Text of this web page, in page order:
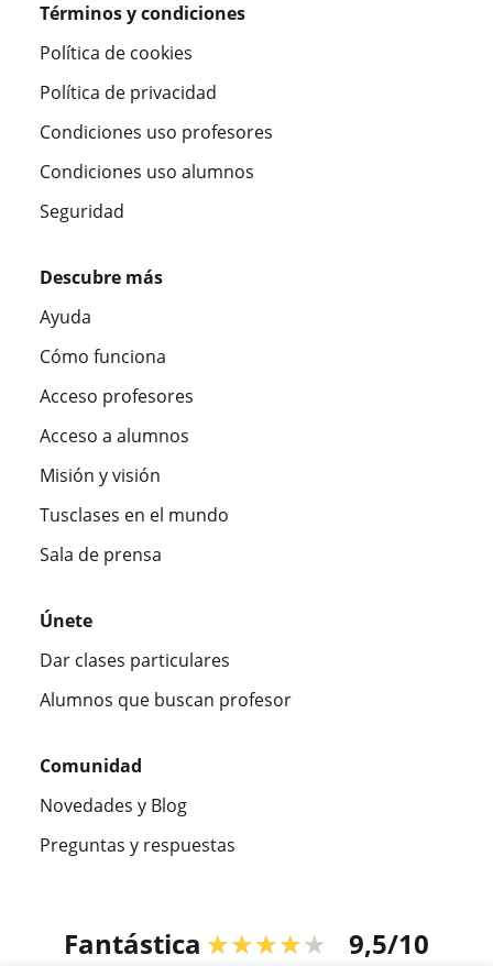
Términos y condiciones
Política de cookies
Política de privacidad
Condiciones uso profesores
Condiciones uso alumnos
Seguridad
Descubre más
Ayuda
Cómo funciona
Acceso profesores
Acceso a alumnos
Misión y visión
Tusclases en el mundo
Sala de prensa
Únete
Dar clases particulares
Alumnos que buscan profesor
Comunidad
Novedades y Blog
Preguntas y respuestas
Fantástica ★★★★★ 9,5/10